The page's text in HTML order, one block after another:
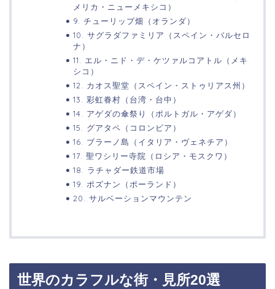
メリカ・ニューメキシコ）
9. チューリップ畑（オランダ）
10. サグラダファミリア（スペイン・バルセロ
ナ）
11. エル・ニド・デ・ケツァルコアトル（メキ
シコ）
12. カオス聖堂（スペイン・ストゥリアス州）
13. 彩虹眷村（台湾・台中）
14. アゲダの傘祭り（ポルトガル・アゲダ）
15. グアタペ（コロンビア）
16. ブラーノ島（イタリア・ヴェネチア）
17. 聖ワシリー寺院（ロシア・モスクワ）
18. ラチャダー鉄道市場
19. ポズナン（ポーランド）
20. サルベーションマウンテン
世界のカラフルな街・見所20選